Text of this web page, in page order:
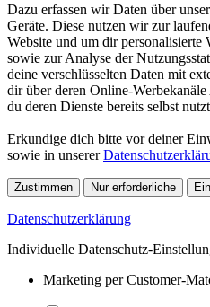
Dazu erfassen wir Daten über
Geräte. Diese nutzen wir zur
Website und um dir personalisierte
sowie zur Analyse der
deine verschlüsselten Daten mit
dir über deren Online-
du deren Dienste bereits selbst
Erkundige dich bitte vor deiner
sowie in unserer
Zustimmen Nur erforderliche
Datenschutzerklärung
Individuelle Datenschutz-
Marketing per Customer-